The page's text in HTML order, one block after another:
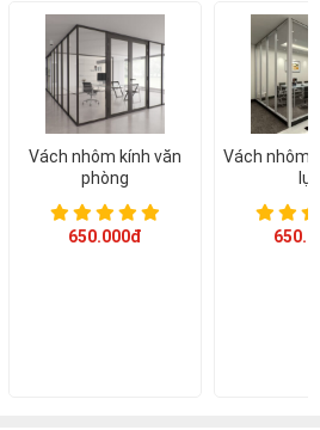
Vách nhôm kính văn
phòng
650.000đ
Vách nhôm